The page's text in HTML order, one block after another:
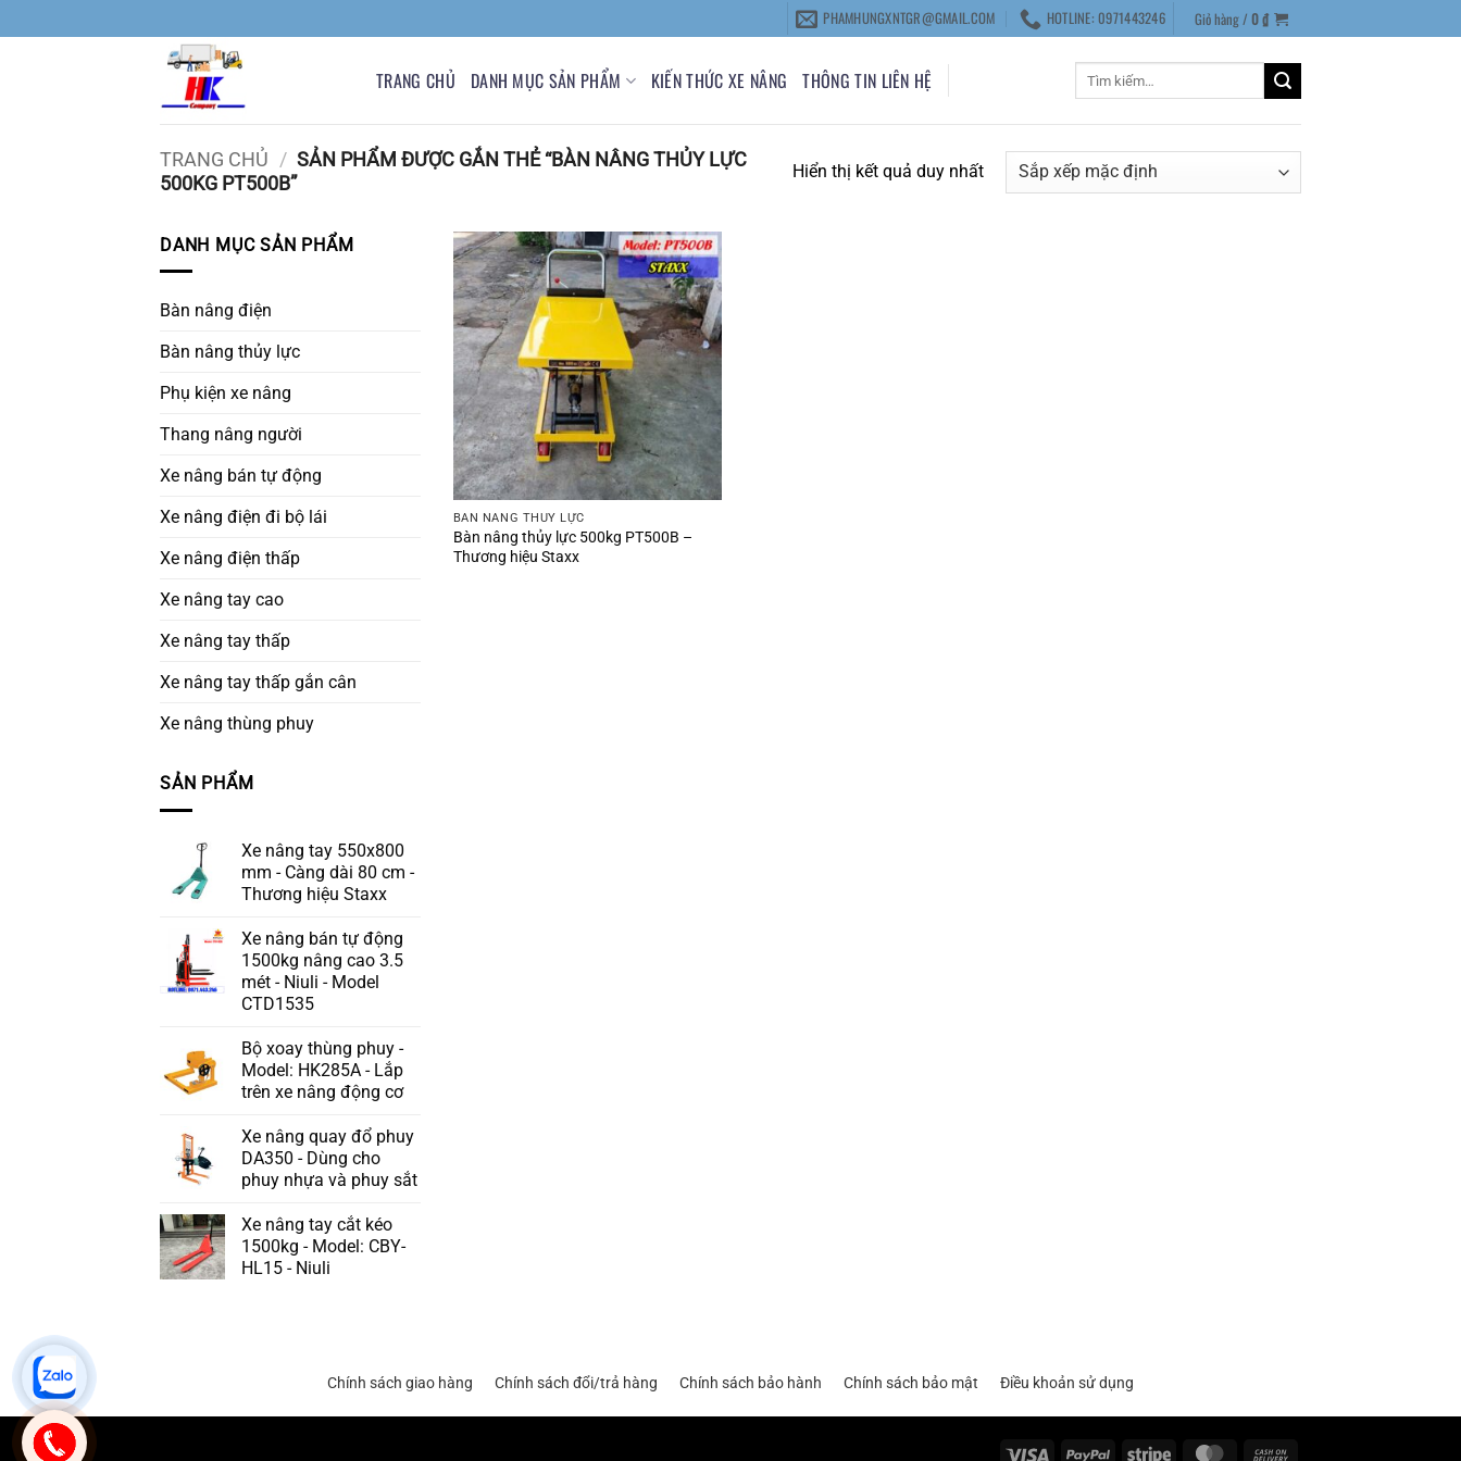
qua
PHAMHUNGXNTGR@GMAIL.COM HOTLINE: 0971443246 Giỏ hàng /0₫
TRANG CHỦ DANH MỤC SẢN PHẨM KIẾN THỨC XE NÂNG THÔNG TIN LIÊN HỆ
TRANG CHỦ / SẢN PHẨM ĐƯỢC GẮN THẺ “BÀN NÂNG THỦY LỰC
500KG PT500B”
Hiển thị kết quả duy nhất
DANH MỤC SẢN PHẨM
Bàn nâng điện
Bàn nâng thủy lực
Phụ kiện xe nâng
Thang nâng người
Xe nâng bán tự động
Xe nâng điện đi bộ lái
Xe nâng điện thấp
Xe nâng tay cao
Xe nâng tay thấp
Xe nâng tay thấp gắn cân
Xe nâng thùng phuy
SẢN PHẨM
Xe nâng tay 550x800
mm - Càng dài 80 cm -
Thương hiệu Staxx
Xe nâng bán tự động
1500kg nâng cao 3.5
mét - Niuli - Model
CTD1535
Bộ xoay thùng phuy -
Model: HK285A - Lắp
trên xe nâng động cơ
Xe nâng quay đổ phuy
DA350 - Dùng cho
phuy nhựa và phuy sắt
Xe nâng tay cắt kéo
1500kg - Model: CBY-
HL15 - Niuli
BÀN NÂNG THỦY LỰC
Bàn nâng thủy lực 500kg PT500B –
Thương hiệu Staxx
Chính sách giao hàng Chính sách đổi/trả hàng Chính sách bảo hành Chính sách bảo mật Điều khoản sử dụng
Visa PayPal Stripe MasterCard